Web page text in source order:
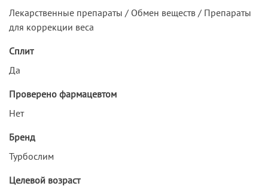
Лекарственные препараты / Обмен веществ / Препараты
для коррекции веса
Сплит
Да
Проверено фармацевтом
Нет
Бренд
Турбослим
Целевой возраст